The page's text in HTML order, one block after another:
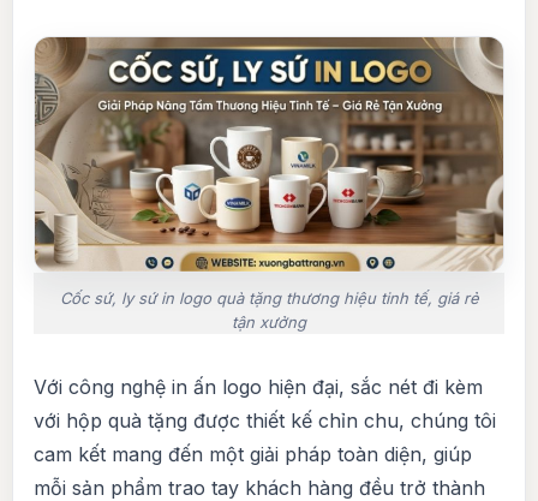
Cốc sứ, ly sứ in logo quà tặng thương hiệu tinh tế, giá rẻ
tận xưởng
Với công nghệ in ấn logo hiện đại, sắc nét đi kèm
với hộp quà tặng được thiết kế chỉn chu, chúng tôi
cam kết mang đến một giải pháp toàn diện, giúp
mỗi sản phẩm trao tay khách hàng đều trở thành